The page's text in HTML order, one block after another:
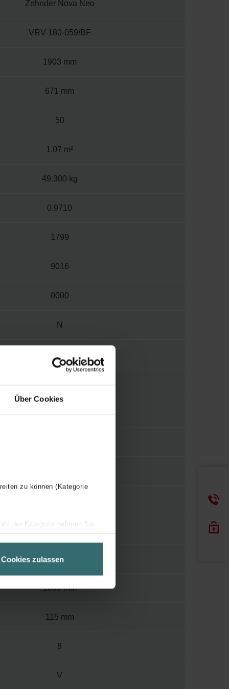
Über Cookies
zu können (Kategorie
der Kategorie nehmen Sie
über einen Link in der
Cookies zulassen
Zehnder Nova Neo
VRV-180-059/BF
1903 mm
671 mm
50
1.07 m²
49.300 kg
0.9710
1799
9016
0000
N
3412
1/4"
592 mm
1800 mm
115 mm
8
V